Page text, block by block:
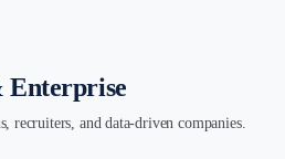
Enterprise
recruiters, and data-driven companies.